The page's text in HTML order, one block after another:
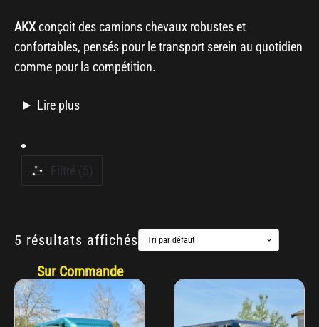
AKXconçoit des camions chevaux robustes et
confortables, pensés pour le transport serein au quotidien
comme pour la compétition.
Lire plus
Filtré (5)
5 résultats affichés
Sur Commande